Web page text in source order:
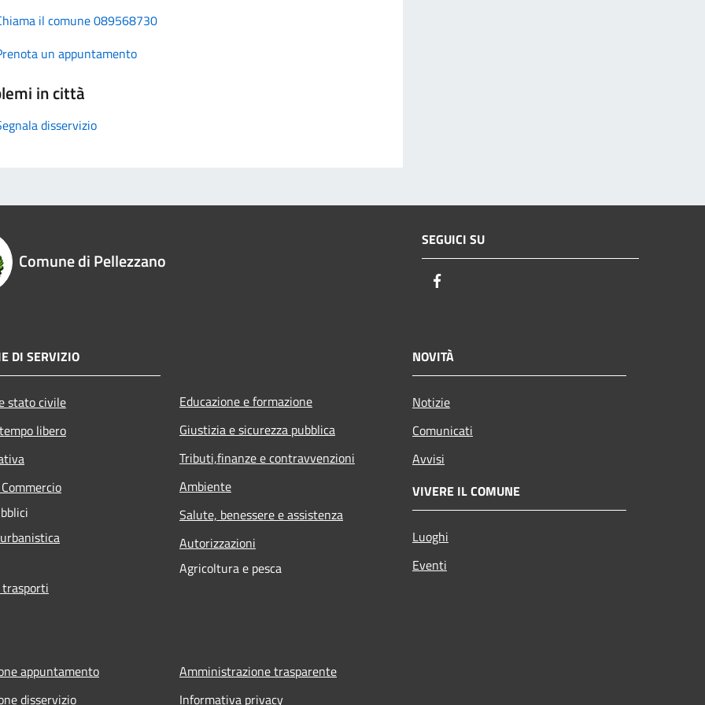
il comune 089568730
un appuntamento
in città
disservizio
Comune di Pellezzano
SEGUICI SU
DI SERVIZIO
stato civile
libero
Educazione e formazione
Giustizia e sicurezza pubblica
Tributi,finanze e contravvenzioni
Ambiente
Salute, benessere e assistenza
Autorizzazioni
Agricoltura e pesca
NOVITÀ
Notizie
Comunicati
Avvisi
VIVERE IL COMUNE
Luoghi
Eventi
appuntamento
disservizio
Amministrazione trasparente
Informativa privacy